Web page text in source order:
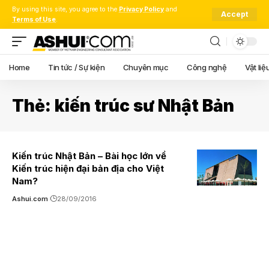
By using this site, you agree to the Privacy Policy and
Terms of Use.
Accept
Home Tin tức / Sự kiện Chuyên mục Công nghệ Vật
Thẻ: kiến trúc sư Nhật Bản
Kiến trúc Nhật Bản – Bài học lớn về
Kiến trúc hiện đại bản địa cho Việt
Nam?
Ashui.com 28/09/2016